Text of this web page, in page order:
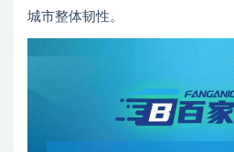
城市整体韧性。